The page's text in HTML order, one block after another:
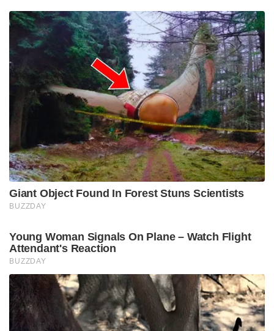
Giant Object Found In Forest Stuns Scientists
BUZZDAY
Young Woman Signals On Plane – Watch Flight
Attendant's Reaction
BUZZDAY